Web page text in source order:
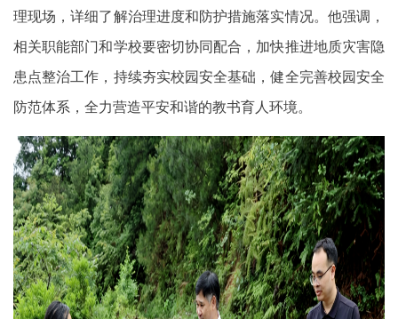
理现场，详细了解治理进度和防护措施落实情况。他强调，
相关职能部门和学校要密切协同配合，加快推进地质灾害隐
患点整治工作，持续夯实校园安全基础，健全完善校园安全
防范体系，全力营造平安和谐的教书育人环境。